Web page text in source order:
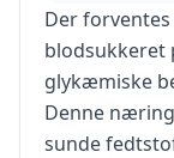
Der
blodsukkeret
glykæmiske
Denne
sunde